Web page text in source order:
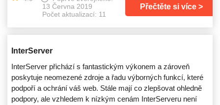
13 Června 2019
Počet aktualizací: 11
Přečtěte si více
InterServer
InterServer přichází s fantastickým výkonem a zároveň
poskytuje neomezené zdroje a řadu výborných funkcí, které
podpoří a ochrání váš web. Stále mají co zlepšovat ohledně
podpory, ale vzhledem k nízkým cenám InterServeru není